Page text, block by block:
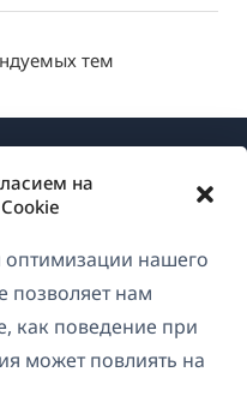
на
нашего
позволяет нам
как поведение при
может повлиять на
тем
команде